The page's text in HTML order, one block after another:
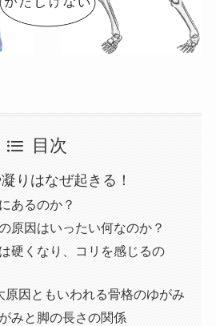
目次
りはなぜ起きる！
あるのか？
原因はいったい何なのか？
硬くなり、コリを感じるの
原因ともいわれる骨格のゆがみ
みと脚の長さの関係